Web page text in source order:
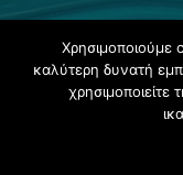
Χρησιμοποιούμε
καλύτερη δυνατή